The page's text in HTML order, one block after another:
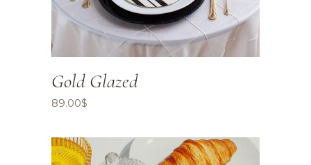
Gold Glazed
89.00$